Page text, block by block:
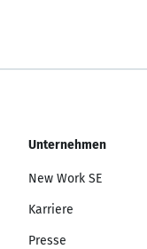
Unternehmen
New Work SE
Karriere
Presse